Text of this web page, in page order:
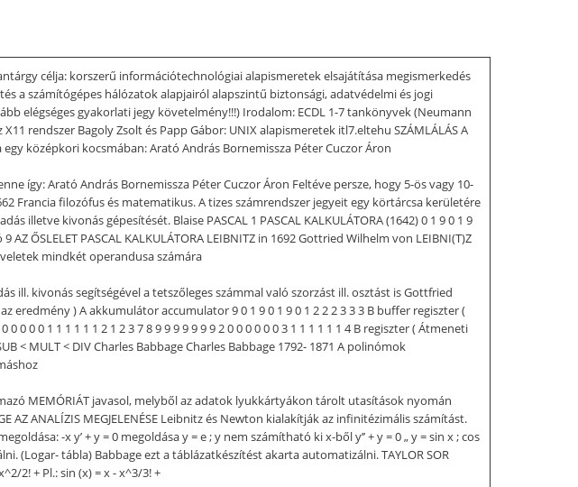
célja: korszerű információtechnológiai alapismeretek elsajátítása megismerkedés
a számítógépes hálózatok alapjairól alapszintű biztonsági, adatvédelmi és jogi
elégséges gyakorlati jegy követelmény!!!) Irodalom: ECDL 1-7 tankönyvek (Neumann
rendszer Bagoly Zsolt és Papp Gábor: UNIX alapismeretek itl7.eltehu SZÁMLÁLÁS A
középkori kocsmában: Arató András Bornemissza Péter Cuczor Áron
így: Arató András Bornemissza Péter Cuczor Áron Feltéve persze, hogy 5-ös vagy 10-
Francia filozófus és matematikus. A tizes számrendszer jegyeit egy körtárcsa kerületére
illetve kivonás gépesítését. Blaise PASCAL 1 PASCAL KALKULÁTORA (1642) 0 1 9 0 1 9
ŐSLELET PASCAL KALKULÁTORA LEIBNITZ in 1692 Gottried Wilhelm von LEIBNI(T)Z
mindkét operandusa számára
ill. kivonás segítségével a tetszőleges számmal való szorzást ill. osztást is Gottfried
eredmény ) A akkumulátor accumulator 9 0 1 9 0 1 9 0 1 2 2 2 3 3 3 B buffer regiszter (
0 0 1 1 1 1 1 1 2 1 2 3 7 8 9 9 9 9 9 9 9 2 0 0 0 0 0 0 3 1 1 1 1 1 1 4 B regiszter ( Átmeneti
< MULT < DIV Charles Babbage Charles Babbage 1792- 1871 A polinómok
MEMÓRIÁT javasol, melyből az adatok lyukkártyákon tárolt utasítások nyomán
AZ ANALÍZIS MEGJELENÉSE Leibnitz és Newton kialakítják az infinitézimális számítást.
-x y’ + y = 0 megoldása y = e ; y nem számítható ki x-ből y’’ + y = 0 „ y = sin x ; cos
(Logar- tábla) Babbage ezt a táblázatkészítést akarta automatizálni. TAYLOR SOR
2! + Pl.: sin (x) = x - x^3/3! +